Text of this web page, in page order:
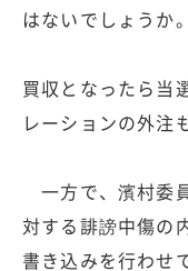
はないでしょうか。
買収となったら当
レーションの外注
一方で、濱村委
対する誹謗中傷の
書き込みを行わせ